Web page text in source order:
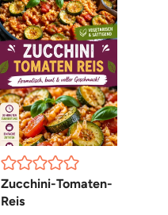
Zucchini-Tomaten-
Reis